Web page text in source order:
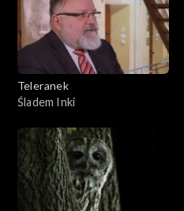
Teleranek
Śladem Inki